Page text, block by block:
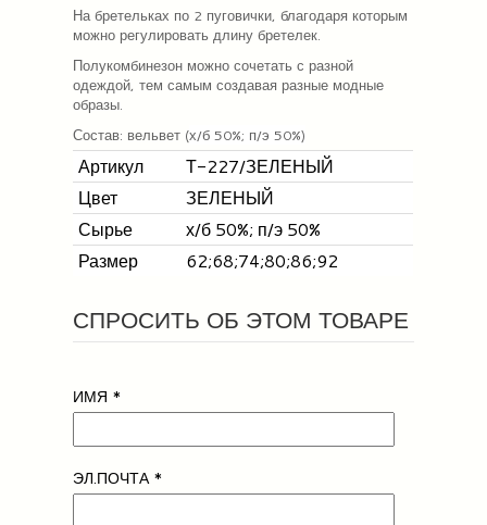
На бретельках по 2 пуговички, благодаря которым
можно регулировать длину бретелек.
Полукомбинезон можно сочетать с разной
одеждой, тем самым создавая разные модные
образы.
Состав: вельвет (х/б 50%; п/э 50%)
Артикул
Т-227/ЗЕЛЕНЫЙ
Цвет
ЗЕЛЕНЫЙ
Сырье
х/б 50%; п/э 50%
Размер
62;68;74;80;86;92
СПРОСИТЬ ОБ ЭТОМ ТОВАРЕ
ИМЯ *
ЭЛ.ПОЧТА*